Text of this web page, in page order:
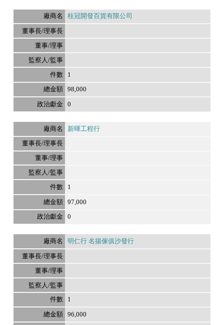
桂冠開發百貨有限公司
1
98,000
0
新暉工程行
1
97,000
0
明仁行 名揚傢俱沙發行
1
96,000